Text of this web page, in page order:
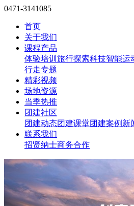
0471-3141085
首页
关于我们
课程产品
体验培训 旅行探索科技智能运
行走专题
精彩视频
场地资源
当季热推
团建社区
团建动态团建课堂团建案例 新
联系我们
招贤纳士商务合作